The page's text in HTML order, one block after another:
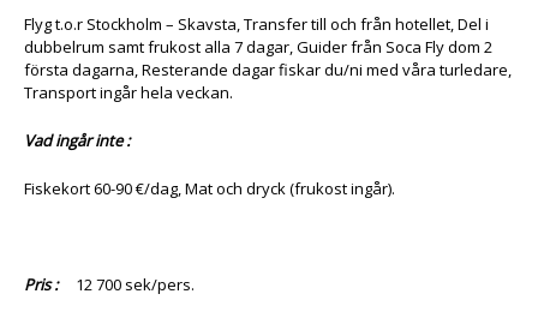
Flyg t.o.r Stockholm – Skavsta, Transfer till och från hotellet, Del i
dubbelrum samt frukost alla 7 dagar, Guider från Soca Fly dom 2
första dagarna, Resterande dagar fiskar du/ni med våra turledare,
Transport ingår hela veckan.
Vad ingår inte :
Fiskekort 60-90 €/dag, Mat och dryck (frukost ingår).
Pris : 12 700 sek/pers.